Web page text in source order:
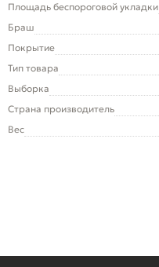
Площадь беспороговой укладки
Браш
Покрытие
Тип товара
Выборка
Страна производитель
Вес